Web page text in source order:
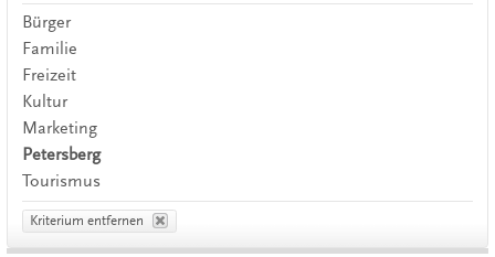
Bürger
Familie
Freizeit
Kultur
Marketing
Petersberg
Tourismus
Kriterium entfernen